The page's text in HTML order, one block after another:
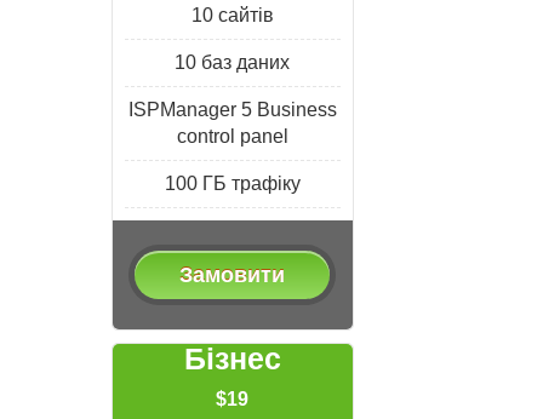
10 сайтів
10 баз даних
ISPManager 5 Business
control panel
100 ГБ трафіку
Замовити
Бізнес
$19